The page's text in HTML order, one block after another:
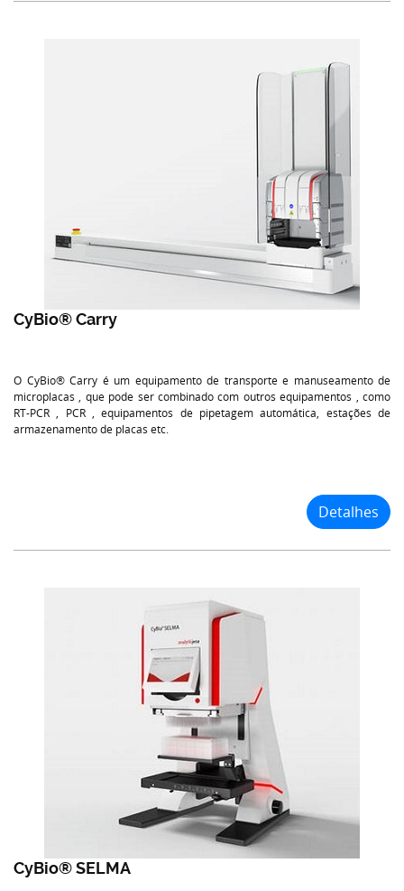
CyBio® Carry
O CyBio® Carry é um equipamento de transporte e manuseamento de
microplacas , que pode ser combinado com outros equipamentos , como
RT-PCR , PCR , equipamentos de pipetagem automática, estações de
armazenamento de placas etc.
Detalhes
CyBio® SELMA